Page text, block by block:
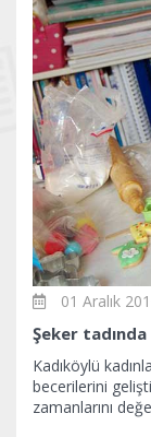
01 Aralık
Şeker
Kadıköylü
becerilerini
zamanlarını